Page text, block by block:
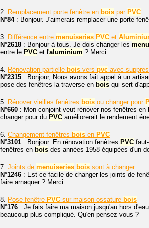
2. Remplacement porte fenêtre en bois par PVC
N°84: Bonjour. J'aimerais remplacer une porte
3. Différence entre menuiseries PVC et
N°2618 : Bonjour à tous. Je dois changer les
entre le PVC et l'aluminium ? Merci.
4. Rénovation partielle bois vers pvc avec
N°2315 : Bonjour, Nous avons fait appel à un
pose des fenêtres la traverse en bois qui sert
5. Rénover vieilles fenêtres bois ou changer pour
N°660 : Mon conjoint veut rénover nos fenêtres en
changer pour du PVC améliorerait le rendement
6. Changement fenêtres bois en PVC
N°3101 : Bonjour. En rénovation fenêtres PVC
fenêtres en bois des années 1958 équipées d'un
7. Joints de menuiseries bois sont à changer
N°1246 : Est-ce facile de changer les joints de
faire arnaquer ? Merci.
8. Pose fenêtre PVC sur maison ossature bois
N°176 : Je fais faire ma maison jusqu'au hors
beaucoup plus compliqué. Qu'en pensez-vous ?